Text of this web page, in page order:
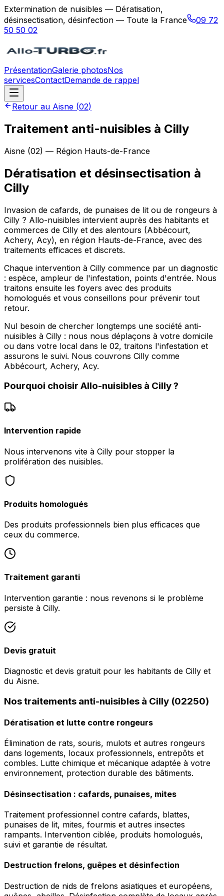
Extermination de nuisibles — Dératisation,
désinsectisation, désinfection — Toute la France
09 72
50 50 02
PrésentationGalerie photosNos
servicesContactDemande de rappel
Retour au Aisne (02)
Traitement anti-nuisibles à Cilly
Aisne (02) — Région Hauts-de-France
Dératisation et désinsectisation à
Cilly
Invasion de cafards, de punaises de lit ou de rongeurs à
Cilly ? Allo-nuisibles intervient auprès des habitants et
commerces de Cilly et des alentours (Abbécourt,
Achery, Acy), en région Hauts-de-France, avec des
traitements efficaces et discrets.
Chaque intervention à Cilly commence par un diagnostic
: espèce, ampleur de l'infestation, points d'entrée. Nous
traitons ensuite les foyers avec des produits
homologués et vous conseillons pour prévenir tout
retour.
Nul besoin de chercher longtemps une société anti-
nuisibles à Cilly : nous nous déplaçons à votre domicile
ou dans votre local dans le 02, traitons l'infestation et
assurons le suivi. Nous couvrons Cilly comme
Abbécourt, Achery, Acy.
Pourquoi choisir Allo-nuisibles à Cilly?
Intervention rapide
Nous intervenons vite à Cilly pour stopper la
prolifération des nuisibles.
Produits homologués
Des produits professionnels bien plus efficaces que
ceux du commerce.
Traitement garanti
Intervention garantie : nous revenons si le problème
persiste à Cilly.
Devis gratuit
Diagnostic et devis gratuit pour les habitants de Cilly et
du Aisne.
Nos traitements anti-nuisibles à Cilly (02250)
Dératisation et lutte contre rongeurs
Élimination de rats, souris, mulots et autres rongeurs
dans logements, locaux professionnels, entrepôts et
combles. Lutte chimique et mécanique adaptée à votre
environnement, protection durable des bâtiments.
Désinsectisation : cafards, punaises, mites
Traitement professionnel contre cafards, blattes,
punaises de lit, mites, fourmis et autres insectes
rampants. Intervention ciblée, produits homologués,
suivi et garantie de résultat.
Destruction frelons, guêpes et désinfection
Destruction de nids de frelons asiatiques et européens,